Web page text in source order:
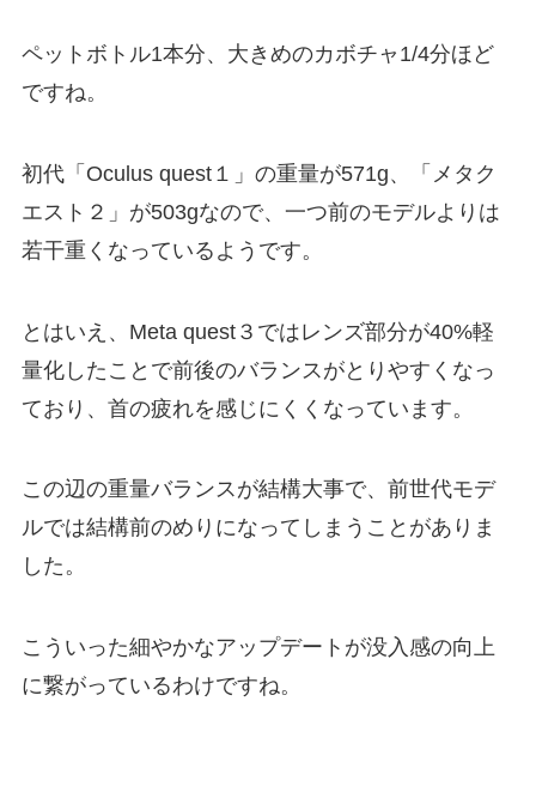
ペットボトル1本分、大きめのカボチャ1/4分ほど
ですね。
初代「Oculus quest１」の重量が571g、「メタク
エスト２」が503gなので、一つ前のモデルよりは
若干重くなっているようです。
とはいえ、Meta quest３ではレンズ部分が40%軽
量化したことで前後のバランスがとりやすくなっ
ており、首の疲れを感じにくくなっています。
この辺の重量バランスが結構大事で、前世代モデ
ルでは結構前のめりになってしまうことがありま
した。
こういった細やかなアップデートが没入感の向上
に繋がっているわけですね。